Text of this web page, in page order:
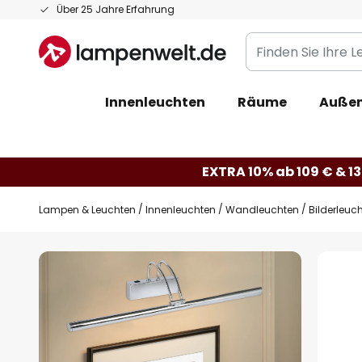
Über 25 Jahre Erfahrung
Zum
springen
Finden
Sie
Leuchte...
Innenleuchten Räume
EXTRA 10% ab 109 € &
Lampen & Leuchten Innenleuchten Wandleuchten
Zum
Bildgalerie
springen